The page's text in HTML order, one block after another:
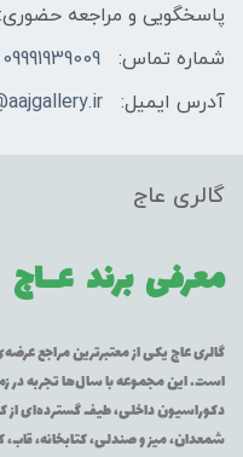
پاسخگویی و مراجعه حضوری: 9:00 الی14:00 و 16:00 تا 21:00
شماره تماس:
09991939009
آدرس ایمیل:
گالری عاج
معرفی برند عــاج
گالری عاج یکی از معتبرترین مراجع
است. این مجموعه با سال‌ها تجربه در
دکوراسیون داخلی، طیف گسترده‌ای از
شمعدان، میز و صندلی، کتابخانه، قاب،